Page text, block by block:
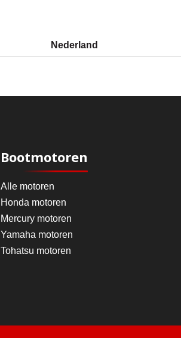
Nederland
Bootmotoren
Alle motoren
Honda motoren
Mercury motoren
Yamaha motoren
Tohatsu motoren